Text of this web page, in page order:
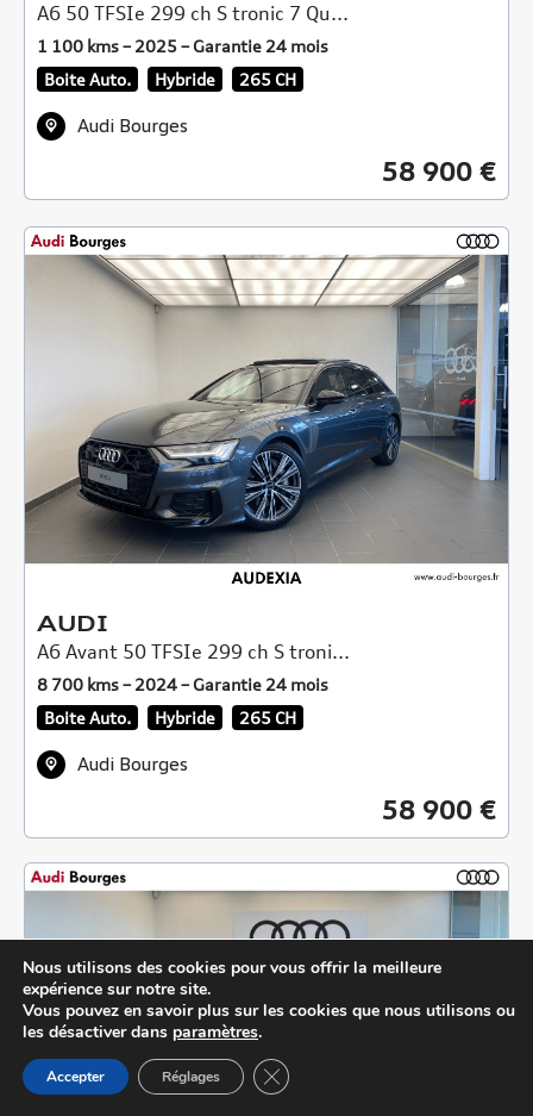
A6 50 TFSIe 299 ch S tronic 7 Qu...
1 100 kms – 2025 – Garantie 24 mois
Boite Auto.
Hybride 265 CH
Audi Bourges
58 900 €
AUDI
A6 Avant 50 TFSIe 299 ch S troni...
8 700 kms – 2024 – Garantie 24 mois
Boite Auto.
Hybride 265 CH
Audi Bourges
58 900 €
Nous utilisons des cookies pour vous offrir la meilleure
expérience sur notre site.
Vous pouvez en savoir plus sur les cookies que nous utilisons ou
les désactiver dans paramètres.
Accepter Réglages Close GDPR Cookie Banner